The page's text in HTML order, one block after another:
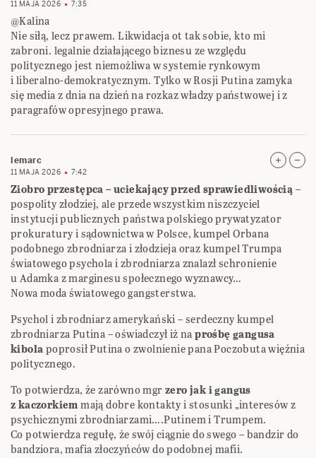
11 MAJA 2026 7:35
@Kalina
Nie siłą, lecz prawem. Likwidacja ot tak sobie, kto mi
zabroni. legalnie działającego biznesu ze względu
politycznego jest niemożliwa w systemie rynkowym
i liberalno-demokratycznym. Tylko w Rosji Putina zamyka
się media z dnia na dzień na rozkaz władzy państwowej i z
paragrafów opresyjnego prawa.
lemarc
11 MAJA 2026 7:42
Ziobro przestępca – uciekający przed sprawiedliwością–
pospolity złodziej, ale przede wszystkim niszczyciel
instytucji publicznych państwa polskiego prywatyzator
prokuratury i sądownictwa w Polsce, kumpel Orbana
podobnego zbrodniarza i złodzieja oraz kumpel Trumpa
światowego psychola i zbrodniarza znalazł schronienie
u Adamka z marginesu społecznego wyznawcy…
Nowa moda światowego gangsterstwa.
Psychol i zbrodniarz amerykański – serdeczny kumpel
zbrodniarza Putina – oświadczył iż naprośbę gangusa
kibolapoprosił Putina o zwolnienie pana Poczobuta więźnia
politycznego.
To potwierdza, że zarówno mgrzero jak i gangus
z kaczorkiemmają dobre kontakty i stosunki „interesów z
psychicznymi zbrodniarzami….Putinem i Trumpem.
Co potwierdza regułę, że swój ciągnie do swego – bandzir do
bandziora, mafia złoczyńców do podobnej mafii.